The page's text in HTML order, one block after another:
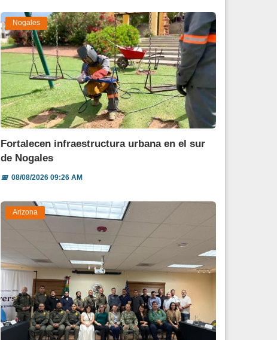
Nogales
Fortalecen infraestructura urbana en el sur
de Nogales
📅08/08/2026 09:26 AM
Arizona
Refuerzan México y EU intercambio de